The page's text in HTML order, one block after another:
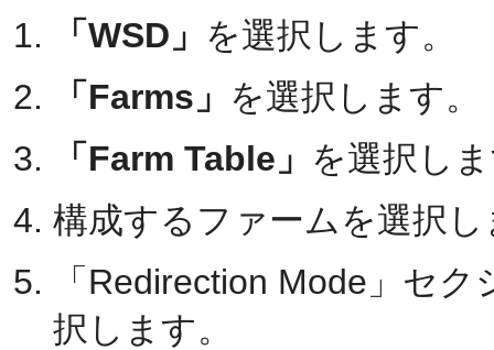
「WSD」 を選択します。
「Farms」 を選択します。
「Farm Table」 を選択し
構成するファームを選択し
「Redirection Mode」セ
択します。